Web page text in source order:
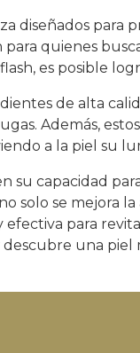
diseñados
quienes
es posible
de alta
Además,
a la piel su
su capacidad
solo se mejora
efectiva para
una piel